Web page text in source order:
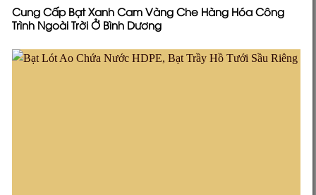
Cung Cấp Bạt Xanh Cam Vàng Che Hàng Hóa Công
Trình Ngoài Trời Ở Bình Dương